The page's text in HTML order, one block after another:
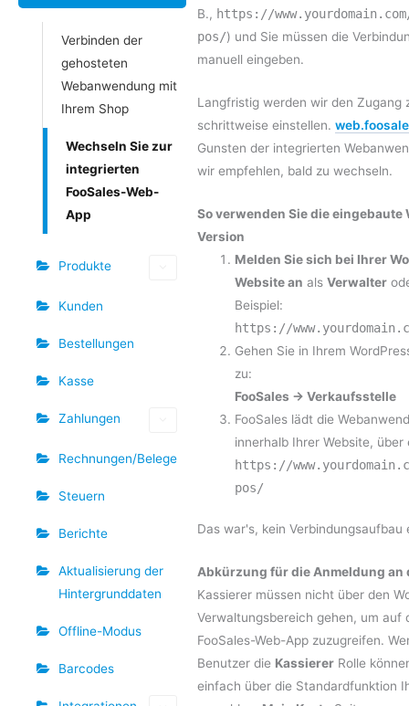
Verbinden der
gehosteten
Webanwendung mit
Ihrem Shop
Wechseln Sie zur
integrierten
FooSales-Web-
App
Produkte
Kunden
Bestellungen
Kasse
Zahlungen
Rechnungen/Belege
Steuern
Berichte
Aktualisierung der
Hintergrunddaten
Offline-Modus
Barcodes
B., https://
pos/) und Sie müssen die
manuell eingeben.
Langfristig werden wir den Zugang
schrittweise einstellen.
Gunsten der integrierten
wir empfehlen, bald zu wechseln.
So verwenden Sie die eingebaute
Version
Melden Sie sich bei Ihrer
Website an alsVerwalter
Beispiel:
https://
Gehen Sie in Ihrem
zu:
FooSales → Verkaufsstelle
FooSales lädt die
innerhalb Ihrer Website, über
https://
pos/
Das war's, kein Verbindungsaufbau
Abkürzung für die Anmeldung an
Kassierer müssen nicht über den
Verwaltungsbereich gehen, um auf
FooSales-Web-App zuzugreifen.
Benutzer die Kassierer Rolle
einfach über die Standardfunktion